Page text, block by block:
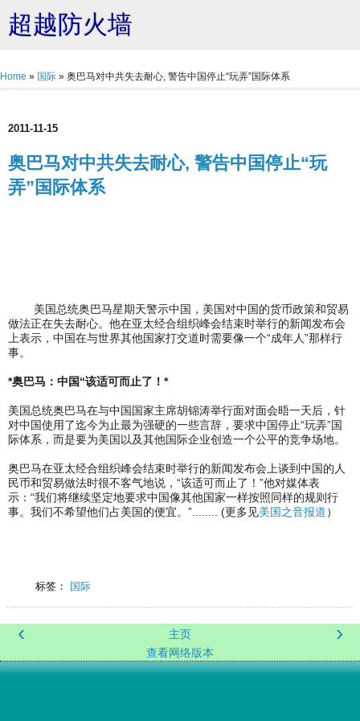
超越防火墙
Home » 国际 » 奥巴马对中共失去耐心, 警告中国停止“玩弄”国际体系
2011-11-15
奥巴马对中共失去耐心, 警告中国停止“玩
弄”国际体系
美国总统奥巴马星期天警示中国，美国对中国的货币政策和贸易
做法正在失去耐心。他在亚太经合组织峰会结束时举行的新闻发布会
上表示，中国在与世界其他国家打交道时需要像一个“成年人”那样行
事。
*奥巴马：中国“该适可而止了！*
美国总统奥巴马在与中国国家主席胡锦涛举行面对面会晤一天后，针
对中国使用了迄今为止最为强硬的一些言辞，要求中国停止“玩弄”国
际体系，而是要为美国以及其他国际企业创造一个公平的竞争场地。
奥巴马在亚太经合组织峰会结束时举行的新闻发布会上谈到中国的人
民币和贸易做法时很不客气地说，“该适可而止了！”他对媒体表
示：“我们将继续坚定地要求中国像其他国家一样按照同样的规则行
事。我们不希望他们占美国的便宜。”........ (更多见美国之音报道）
标签： 国际
‹ ›
主页
查看网络版本